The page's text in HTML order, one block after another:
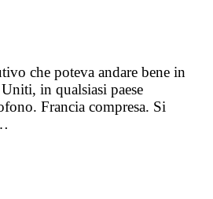
che poteva andare bene in
in qualsiasi paese
Francia compresa. Si